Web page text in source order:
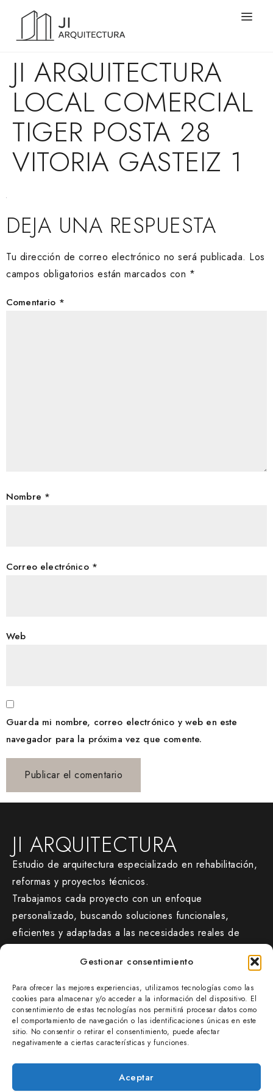
Gestionar consentimiento
Para ofrecer las mejores experiencias, utilizamos tecnologías como las
cookies para almacenar y/o acceder a la información del dispositivo. El
consentimiento de estas tecnologías nos permitirá procesar datos como
el comportamiento de navegación o las identificaciones únicas en este
sitio. No consentir o retirar el consentimiento, puede afectar
negativamente a ciertas características y funciones.
Aceptar
JI ARQUITECTURA
LOCAL COMERCIAL
TIGER POSTA 28
VITORIA GASTEIZ 1
DEJA UNA RESPUESTA
Tu dirección de correo electrónico no será publicada. Los
campos obligatorios están marcados con *
Comentario *
Nombre *
Correo electrónico *
Web
Guarda mi nombre, correo electrónico y web en este
navegador para la próxima vez que comente.
JI ARQUITECTURA
Estudio de arquitectura especializado en rehabilitación,
reformas y proyectos técnicos.
Trabajamos cada proyecto con un enfoque
personalizado, buscando soluciones funcionales,
eficientes y adaptadas a las necesidades reales de
jiarquitectura.com/
677 47 38 54
info@jiarquitectura.com
OFICINA
SAN IGNACIO AUZUNEA 8E – BAJO B